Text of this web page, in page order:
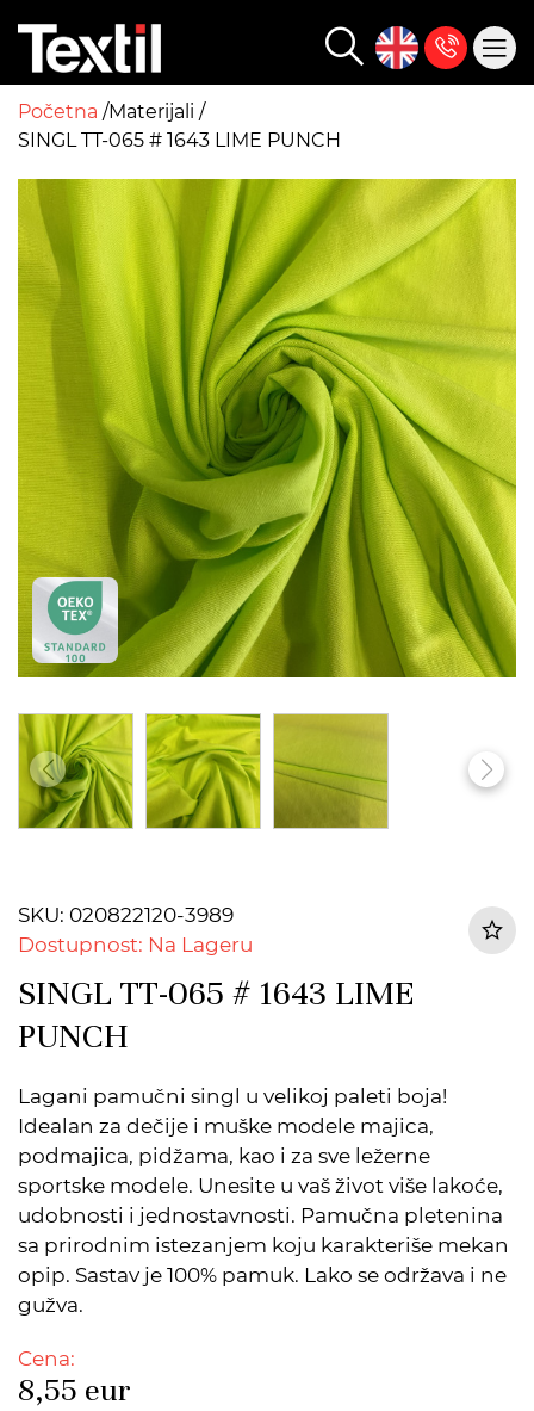
Početna Materijali
SINGL TT-065 # 1643 LIME PUNCH
SKU: 020822120-3989
Dostupnost: Na Lageru
SINGL TT-065 # 1643 LIME
PUNCH
Lagani pamučni singl u velikoj paleti boja!
Idealan za dečije i muške modele majica,
podmajica, pidžama, kao i za sve ležerne
sportske modele. Unesite u vaš život više lakoće,
udobnosti i jednostavnosti. Pamučna pletenina
sa prirodnim istezanjem koju karakteriše mekan
opip. Sastav je 100% pamuk. Lako se održava i ne
gužva.
Cena:
8,55 eur